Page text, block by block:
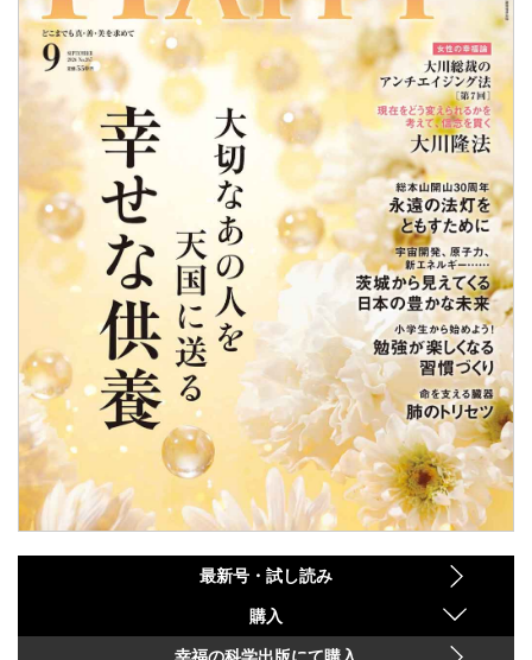
最新号・試し読み
購入